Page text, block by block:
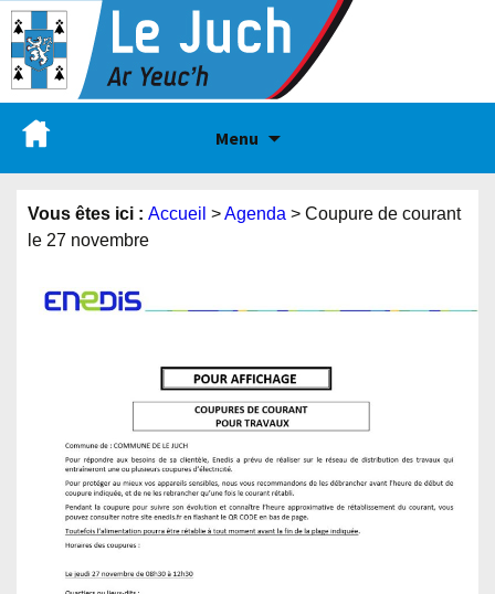
Menu
Vous êtes ici : Accueil >Agenda > Coupure de courant
le 27 novembre